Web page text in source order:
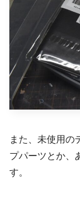
また、未使用の
プパーツとか、
す。